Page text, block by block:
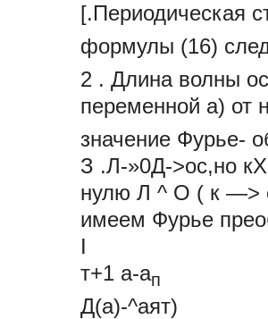
[.Периодическая
формулы (16)
2 . Длина волны
переменной а) от
значение Фурье-
З .Л-»0Д->ос,но кХ
нулю Л ^ О ( к —>
имеем Фурье
I
т+1 а-ап
Д(а)-^аят)